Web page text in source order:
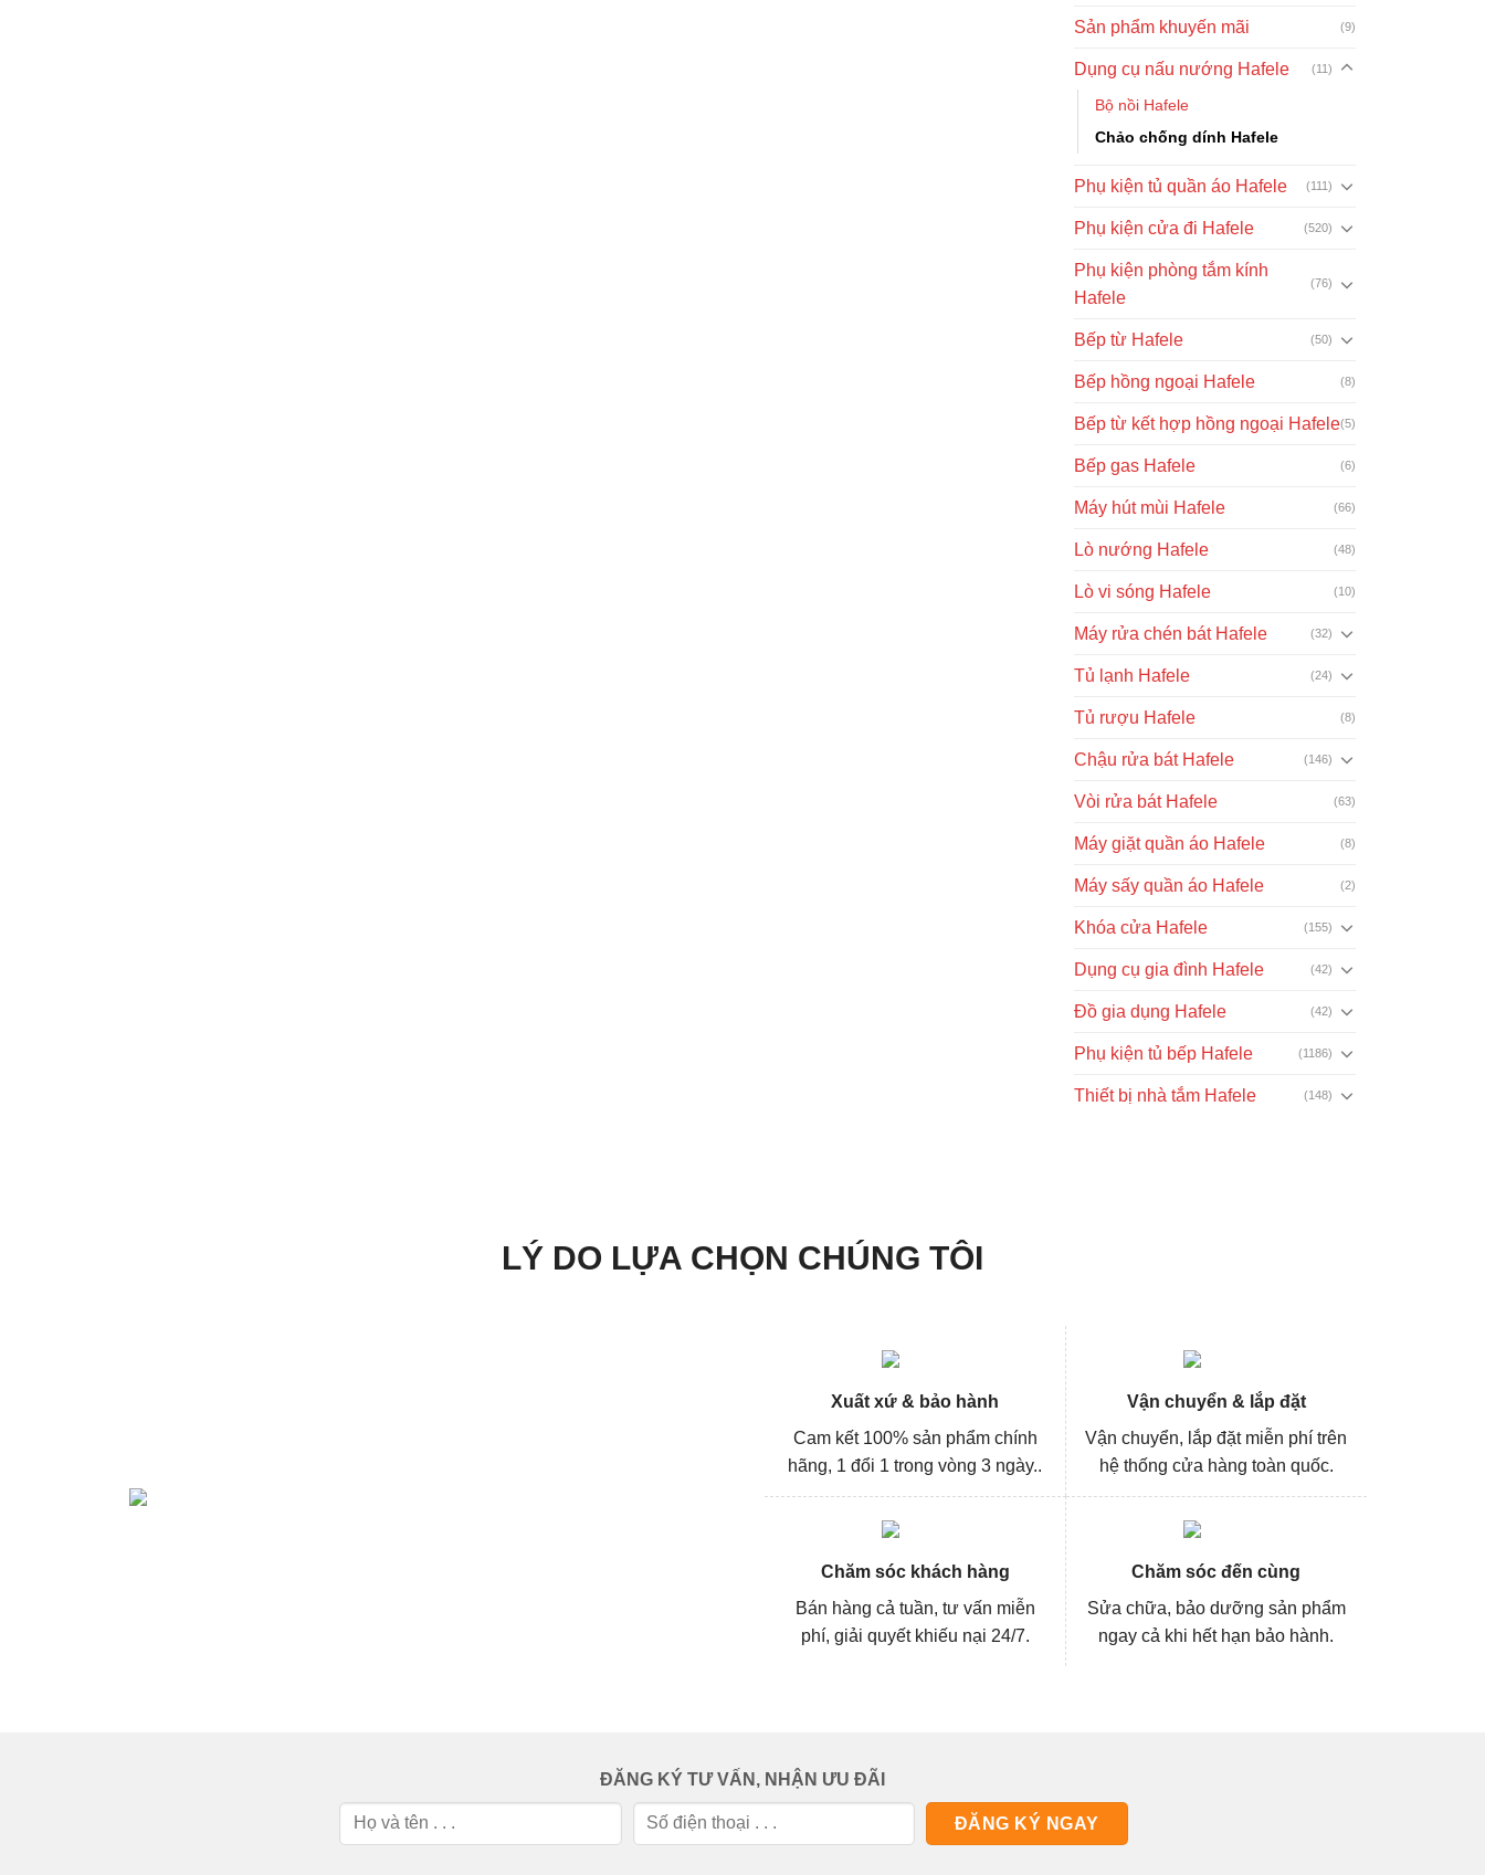
Sản phẩm khuyến mãi (9)
Dụng cụ nấu nướng Hafele (11)
Bộ nồi Hafele
Chảo chống dính Hafele
Phụ kiện tủ quần áo Hafele (111)
Phụ kiện cửa đi Hafele (520)
Phụ kiện phòng tắm kính
Hafele
(76)
Bếp từ Hafele (50)
Bếp hồng ngoại Hafele (8)
Bếp từ kết hợp hồng ngoại Hafele(5)
Bếp gas Hafele (6)
Máy hút mùi Hafele (66)
Lò nướng Hafele (48)
Lò vi sóng Hafele (10)
Máy rửa chén bát Hafele (32)
Tủ lạnh Hafele (24)
Tủ rượu Hafele (8)
Chậu rửa bát Hafele (146)
Vòi rửa bát Hafele (63)
Máy giặt quần áo Hafele (8)
Máy sấy quần áo Hafele (2)
Khóa cửa Hafele (155)
Dụng cụ gia đình Hafele (42)
Đồ gia dụng Hafele (42)
Phụ kiện tủ bếp Hafele (1186)
Thiết bị nhà tắm Hafele (148)
LÝ DO LỰA CHỌN CHÚNG TÔI
Xuất xứ & bảo hành
Cam kết 100% sản phẩm chính
hãng, 1 đổi 1 trong vòng 3 ngày..
Vận chuyển & lắp đặt
Vận chuyển, lắp đặt miễn phí trên
hệ thống cửa hàng toàn quốc.
Chăm sóc khách hàng
Bán hàng cả tuần, tư vấn miễn
phí, giải quyết khiếu nại 24/7.
Chăm sóc đến cùng
Sửa chữa, bảo dưỡng sản phẩm
ngay cả khi hết hạn bảo hành.
ĐĂNG KÝ TƯ VẤN, NHẬN ƯU ĐÃI